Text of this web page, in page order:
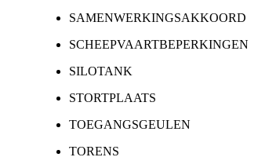
SAMENWERKINGSAKKOORD
SCHEEPVAARTBEPERKINGEN
SILOTANK
STORTPLAATS
TOEGANGSGEULEN
TORENS